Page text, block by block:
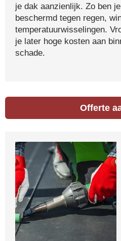
je dak aanzienlijk. Zo ben
beschermd tegen regen,
temperatuurwisselingen.
je later hoge kosten aan
schade.
Offerte